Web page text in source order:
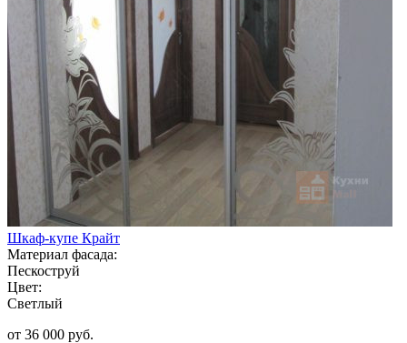
Шкаф-купе Крайт
Материал фасада:
Пескоструй
Цвет:
Светлый
от 36 000 руб.